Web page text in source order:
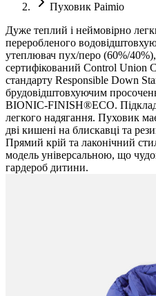
Пуховик Paimio
Дуже теплий і неймовірно
переробленого
утеплювач пух/перо (60%/
сертифікований Control Union
стандарту Responsible Down
брудовідштовхуючим
BIONIC-FINISH®ECO.
легкого надягання. Пуховик
дві кишені на блискавці та
Прямий крій та лаконічний
модель універсальною, що
гардероб дитини.